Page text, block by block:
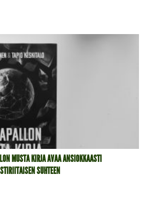
MUSTA KIRJA AVAA ANSIOKKAASTI
SUHTEEN